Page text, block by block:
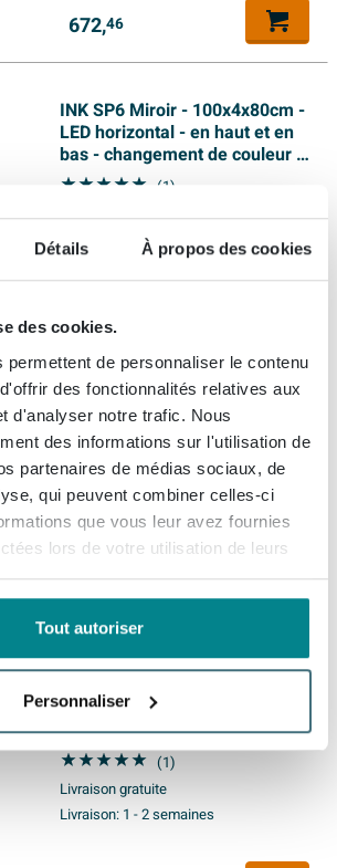
Détails À propos des cookies
des cookies.
permettent de personnaliser le contenu
des fonctionnalités relatives aux
d'analyser notre trafic. Nous
des informations sur l'utilisation de
partenaires de médias sociaux, de
qui peuvent combiner celles-ci
que vous leur avez fournies
lors de votre utilisation de leurs
Tout autoriser
Personnaliser
672,46
INK SP6 Miroir - 100x4x80cm -
LED horizontal - en haut et en
bas - changement de couleur -
à intensité variable -
(1)
Livraison gratuite
Livraison:
1 - 2 semaines
589,
INK SP6 Miroir - 90x4x80cm -
LED horizontal - en haut et en
bas - changement de couleur -
dimmable - aluminium Argent
(1)
Livraison gratuite
Livraison:1 - 2 semaines
555,66
LED horizontal - en haut et en
bas - changement de couleur -
à intensité variable -
aluminium Argent
(1)
Livraison gratuite
Livraison: 1 - 2 semaines